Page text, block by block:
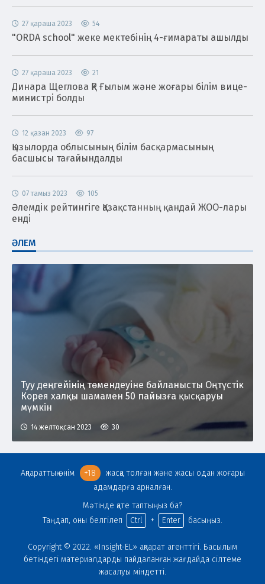
27 қараша 2023 54
"ORDA school" жеке мектебінің 4-ғимараты ашылды
27 қараша 2023 21
Динара Щеглова ҚР Ғылым және жоғары білім вице-
министрі болды
12 қазан 2023 97
Қызылорда облысының білім басқармасының
басшысы тағайындалды
07 тамыз 2023 105
Әлемдік рейтингіге Қазақстанның қандай ЖОО-лары
енді
ӘЛЕМ
Туу деңгейінің төмендеуіне байланысты Оңтүстік
Корея халқы шамамен 50 пайызға қысқаруы
мүмкін
14 желтоқсан 2023 30
Copyright © 2022. «Insight-EL» ақпарат агенттігі. Басылым
бетіндегі материалдарды пайдаланған жағдайда сілтеме
жасалуы міндетті.
Ақпараттық өнім +18
жасқа толған және жасы одан жоғары
адамдарға арналған.
Мәтінде қате таптыңыз ба?
Таңдап, оны белгілеп
Ctrl + Enter басыңыз.